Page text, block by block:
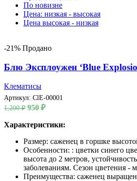
По новизне
Цена: низкая - высокая
Цена высокая - низкая
-21% Продано
Блю Эксплоужен ‘Blue
Клематисы
Артикул: ClE-00001
1,200₽ Первоначальная
составляла
950 ₽Текущая
950 ₽.
Характеристики:
Размер: саженец в горшке
Особенности: : цветки синего
высота до 2 метров,
заболеваниям. Сезон цветения -
Преимущества: саженец